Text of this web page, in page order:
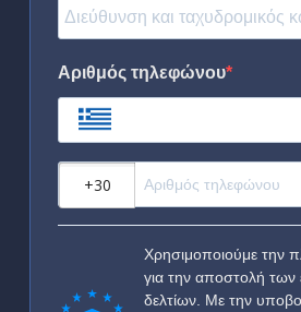
Αριθμός τηλεφώνου
Χρησιμοποιούμε την
για την αποστολή των
δελτίων. Με την